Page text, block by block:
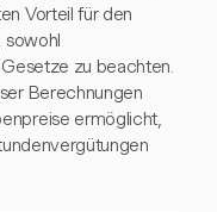
Vorteil für den
zu beachten.
Berechnungen
ermöglicht,